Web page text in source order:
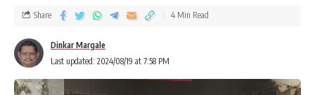
Last updated: 2024/08/19 at 7:58 PM
Dinkar Margale
Share 4 Min Read